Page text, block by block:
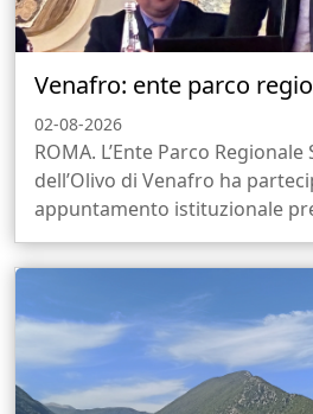
Venafro: ente parco
02-08-2026
ROMA. L’Ente Parco
dell’Olivo di Venafro ha
appuntamento istituzionale